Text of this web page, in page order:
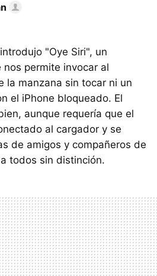
"Oye Siri", un
permite invocar al
la manzana sin tocar ni un
el iPhone bloqueado. El
aunque requería que el
al cargador y se
de amigos y compañeros de
todos sin distinción.